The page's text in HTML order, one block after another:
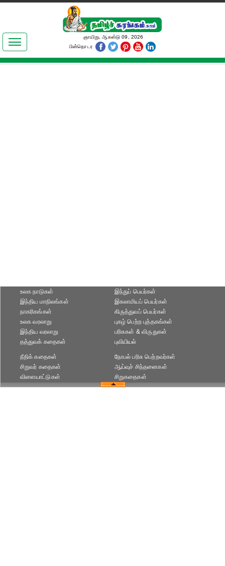
இலக்கியங்கள்
தமிழ் உலகம்
ஞாயிறு, ஆகஸ்டு 09, 2026
பின்தொடர
உலக நாடுகள்
இந்திய மாநிலங்கள்
நாகரிகங்கள்
இந்துப் பெயர்கள்
இசுலாமியப் பெயர்கள்
கிருத்துவப் பெயர்கள்
உலக வரலாறு
இந்திய வரலாறு
தத்துவக் கதைகள்
புகழ் பெற்ற புத்தகங்கள்
பரிசுகள் & விருதுகள்
புவியியல்
நீதிக் கதைகள்
சிறுவர் கதைகள்
விளையாட்டுகள்
நோபல் பரிசு‎ பெற்றவர்‎கள்
ஆய்வுச் சிந்தனைகள்
சிறுகதைகள்